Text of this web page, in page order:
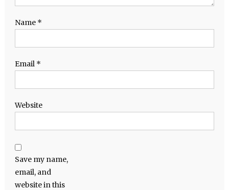
Name *
Email *
Website
Save my name,
email, and
website in this